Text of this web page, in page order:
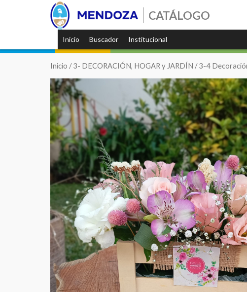
CATÁLOGO
Inicio Buscador Institucional
Inicio /3- DECORACIÓN, HOGAR y JARDÍN /3-4